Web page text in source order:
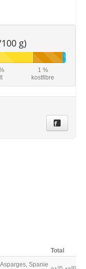
g)
1 %
kostfibre
Total
Spanie